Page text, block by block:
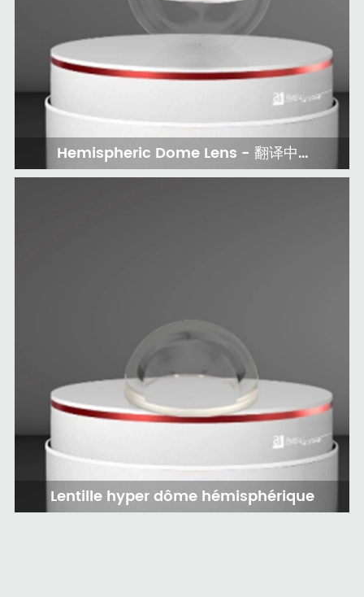
Hemispheric Dome Lens - 翻译中...
Lentille hyper dôme hémisphérique